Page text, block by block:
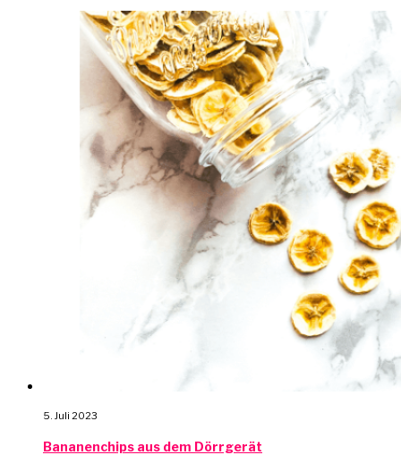
5. Juli 2023
Bananenchips aus dem Dörrgerät